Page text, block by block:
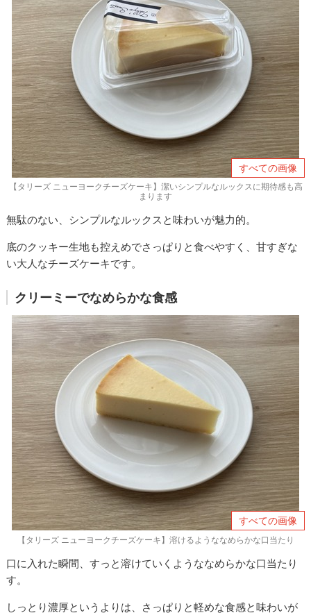
すべての画像
【タリーズ ニューヨークチーズケーキ】潔いシンプルなルックスに期待感も高
まります
無駄のない、シンプルなルックスと味わいが魅力的。
底のクッキー生地も控えめでさっぱりと食べやすく、甘すぎな
い大人なチーズケーキです。
クリーミーでなめらかな食感
すべての画像
【タリーズ ニューヨークチーズケーキ】溶けるようななめらかな口当たり
口に入れた瞬間、すっと溶けていくようななめらかな口当たり
す。
しっとり濃厚というよりは、さっぱりと軽めな食感と味わいが